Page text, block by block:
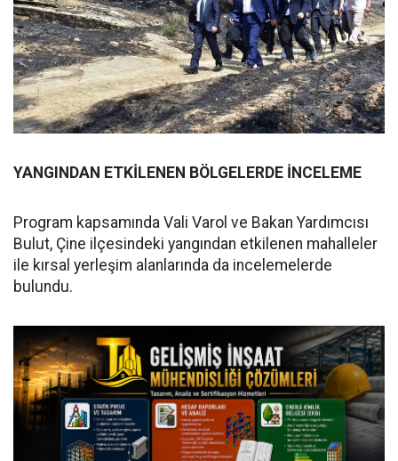
YANGINDAN ETKİLENEN BÖLGELERDE İNCELEME
Program kapsamında Vali Varol ve Bakan Yardımcısı
Bulut, Çine ilçesindeki yangından etkilenen mahalleler
ile kırsal yerleşim alanlarında da incelemelerde
bulundu.